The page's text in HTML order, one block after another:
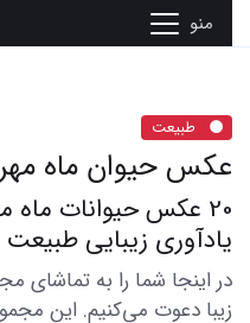
منو
طبیعت
عکس حیوان ماه مهر
20 عکس حیوانات
یادآوری زیبایی طبیعت
در اینجا شما را به